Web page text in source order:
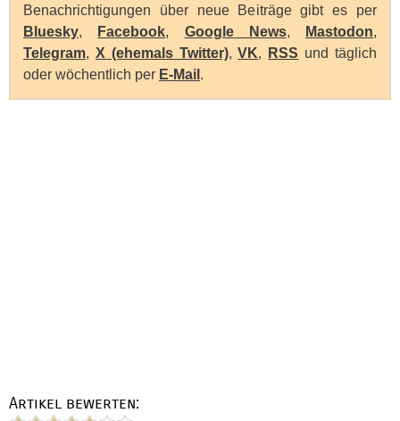
Benachrichtigungen über neue Beiträge gibt es per
Bluesky, Facebook, Google News, Mastodon,
Telegram, X (ehemals Twitter),VK, RSS und täglich
oder wöchentlich per E-Mail .
Artikel bewerten: